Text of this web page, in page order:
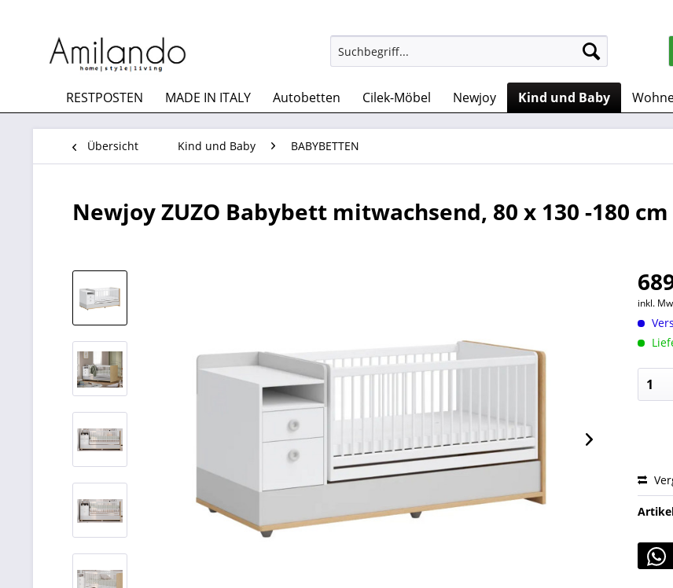
RESTPOSTEN MADE IN ITALY Autobetten Cilek-Möbel Newjoy Kind und Baby
Übersicht Kind und Baby BABYBETTEN
Newjoy ZUZO Babybett mitwachsend, 80 x 130 -180 cm
inkl.